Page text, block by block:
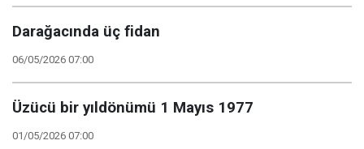
Darağacında üç fidan
06/05/2026 07:00
Üzücü bir yıldönümü 1 Mayıs 1977
01/05/2026 07:00